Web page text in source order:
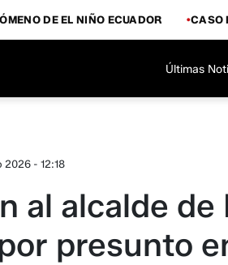
DE EL NIÑO ECUADOR CASO
Últimas
2026 - 12:18
al alcalde de
presunto